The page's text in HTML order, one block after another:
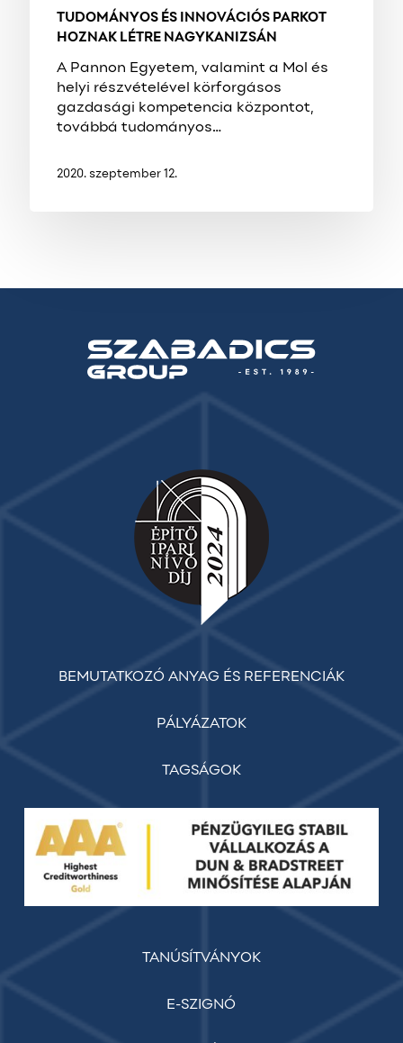
TUDOMÁNYOS ÉS INNOVÁCIÓS PARKOT
HOZNAK LÉTRE NAGYKANIZSÁN
A Pannon Egyetem, valamint a Mol és
helyi részvételével körforgásos
gazdasági kompetencia központot,
továbbá tudományos…
2020. szeptember 12.
BEMUTATKOZÓ ANYAG ÉS REFERENCIÁK
PÁLYÁZATOK
TAGSÁGOK
TANÚSÍTVÁNYOK
E-SZIGNÓ